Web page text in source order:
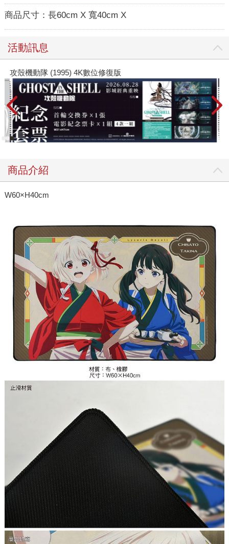
商品尺寸： 長60cm X 寬40cm X
活動訊息
攻殼機動隊 (1995) 4K數位修復版
商品介紹
W60×H40cm